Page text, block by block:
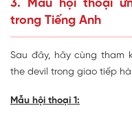
3. Mẫu hội thoại
trong Tiếng Anh
Sau đây, hãy cùng tham
the devil trong giao tiếp
Mẫu hội thoại 1: